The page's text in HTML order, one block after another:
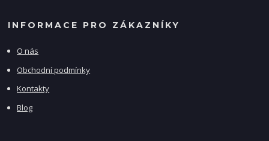
INFORMACE PRO ZÁKAZNÍKY
O nás
Obchodní podmínky
Kontakty
Blog